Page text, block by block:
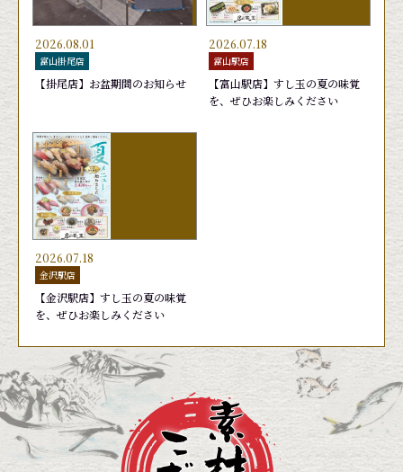
おま
おす
440円
天然
1,760円
お勧
2,090
2026.08.01
富山掛尾店
【掛尾店】お盆期間のお知らせ
2026.07.18
富山駅店
【富山駅店】すし玉の夏の味覚
を、ぜひお楽しみください
2026.07.18
金沢駅店
【金沢駅店】すし玉の夏の味覚
を、ぜひお楽しみください